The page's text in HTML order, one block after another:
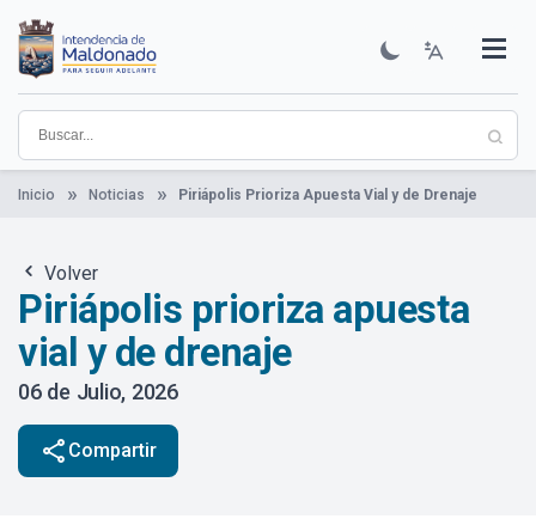
contenido
principal
Institucional
Municipios
Descubre Maldonado
Comunicación
Servicios
Guía De Trámites
Ver Noticias
Inicio Noticias Piriápolis Prioriza Apuesta Vial y de Drenaje
Volver
Piriápolis prioriza apuesta
vial y de drenaje
06 de Julio, 2026
share Compartir